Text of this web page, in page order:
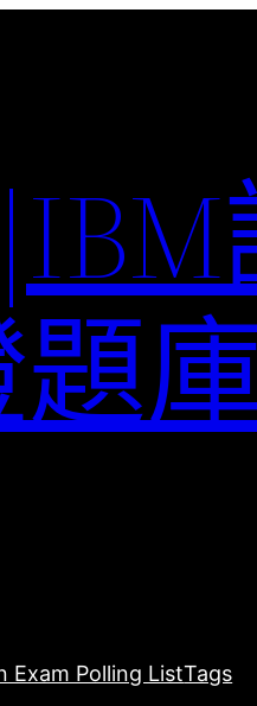
Exam Polling ListTags